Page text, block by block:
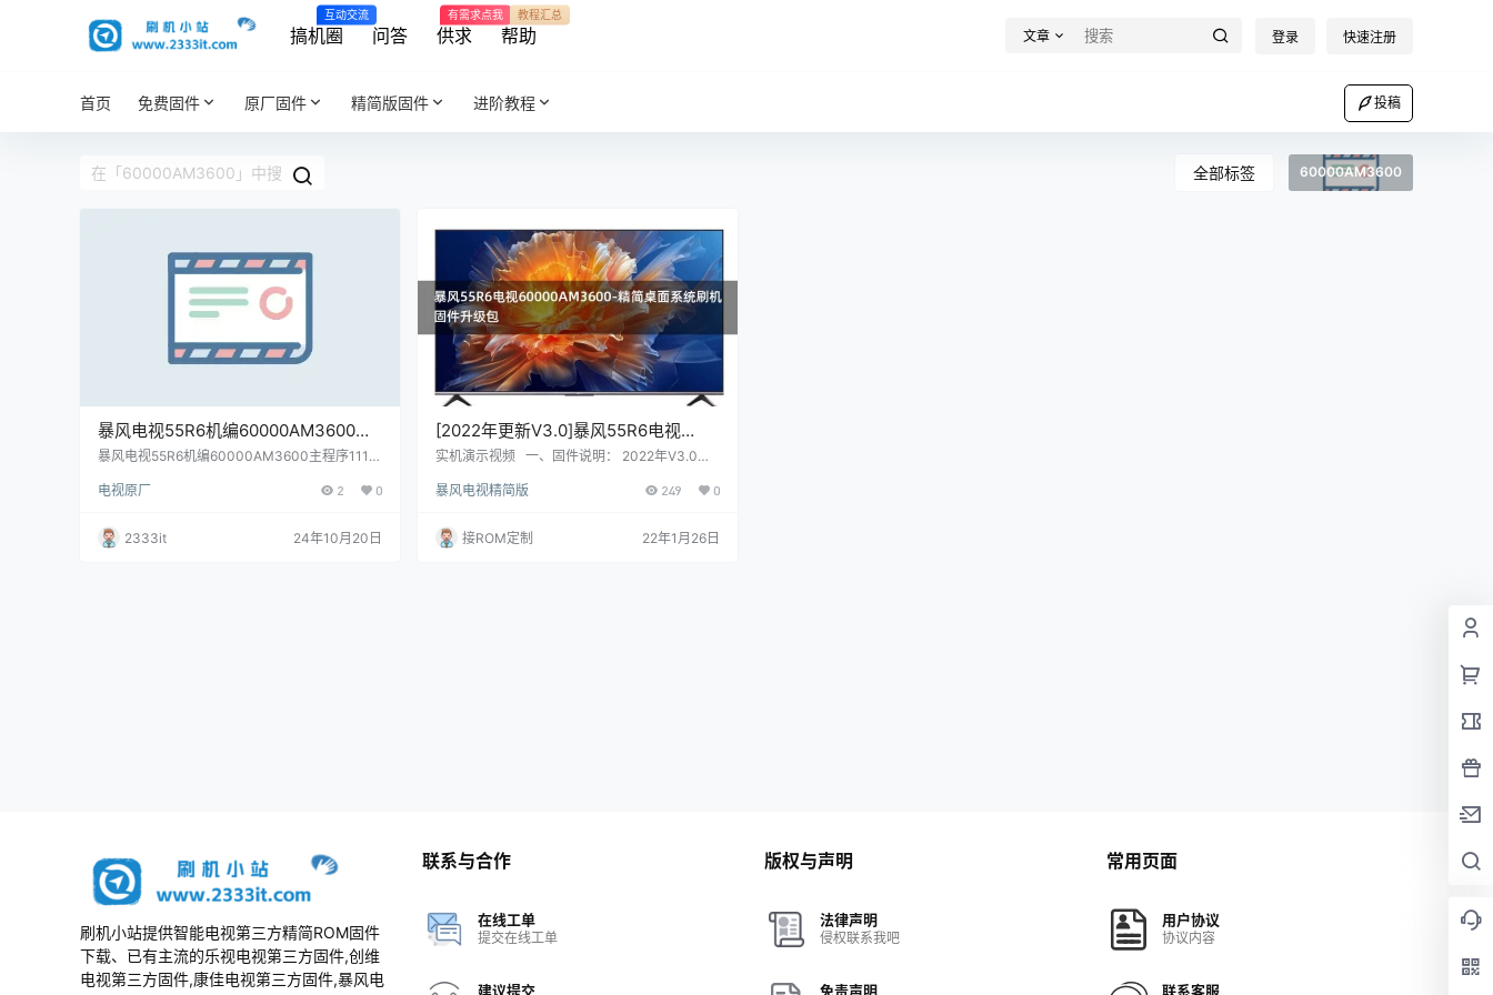
搞机圈
互动交流
问答 供求
有需求点我
帮助
教程汇总
文章 登录 快速注册
首页 免费固件 原厂固件 精简版固件 进阶教程 投稿
全部标签 60000AM3600
暴风电视55R6机编60000AM3600主
程序11170402屏程序30164505配屏
包
暴风电视55R6机编60000AM3600主程序1117
程序U盘数据刷机包
电视原厂 2 0
2333it 24年10月20日
[2022年更新V3.0]暴风55R6电视
60000AM3600-精简桌面系统刷机固
实机演示视频 一、固件说明： 2022年V3.0更
提示初始化 副更新： 1，当贝桌面回退旧版本，
新为网络触发版**开机连上网后才会自启应用**
3，ROOT权限全部更新为SuperSU，首次进去
暴风电视精简版 249 0
接ROM定制 22年1月26日
刷机小站提供智能电视第三方精简ROM固件
下载、已有主流的乐视电视第三方固件,创维
电视第三方固件,康佳电视第三方固件,暴风电
联系与合作
在线工单
提交在线工单
建议提交
版权与声明
法律声明
侵权联系我吧
免责声明
常用页面
用户协议
协议内容
联系客服